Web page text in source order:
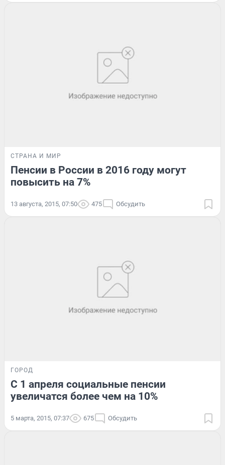
СТРАНА И МИР
Пенсии в России в 2016 году могут
повысить на 7%
13 августа, 2015, 07:50 475 Обсудить
ГОРОД
С 1 апреля социальные пенсии
увеличатся более чем на 10%
5 марта, 2015, 07:37 675 Обсудить